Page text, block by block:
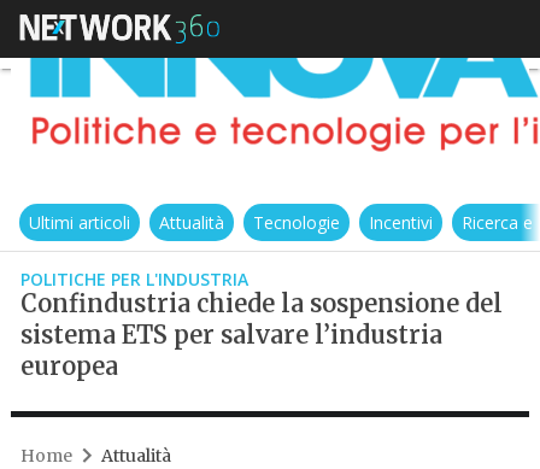
Ultimi articoli Attualità Tecnologie Incentivi Ricerca
POLITICHE PER L'INDUSTRIA
Confindustria chiede la sospensione del
sistema ETS per salvare l’industria
europea
Home Attualità